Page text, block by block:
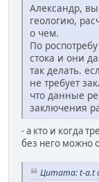
Александр,
геологию,
о чем.
По
стока и они
так делать.
не требует
что данные
заключения
- а кто и когда
без него можно
Цитата: t-a.t